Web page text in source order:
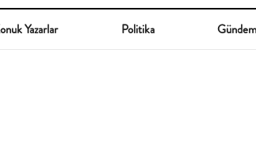
Yazarlar Politika Gündem